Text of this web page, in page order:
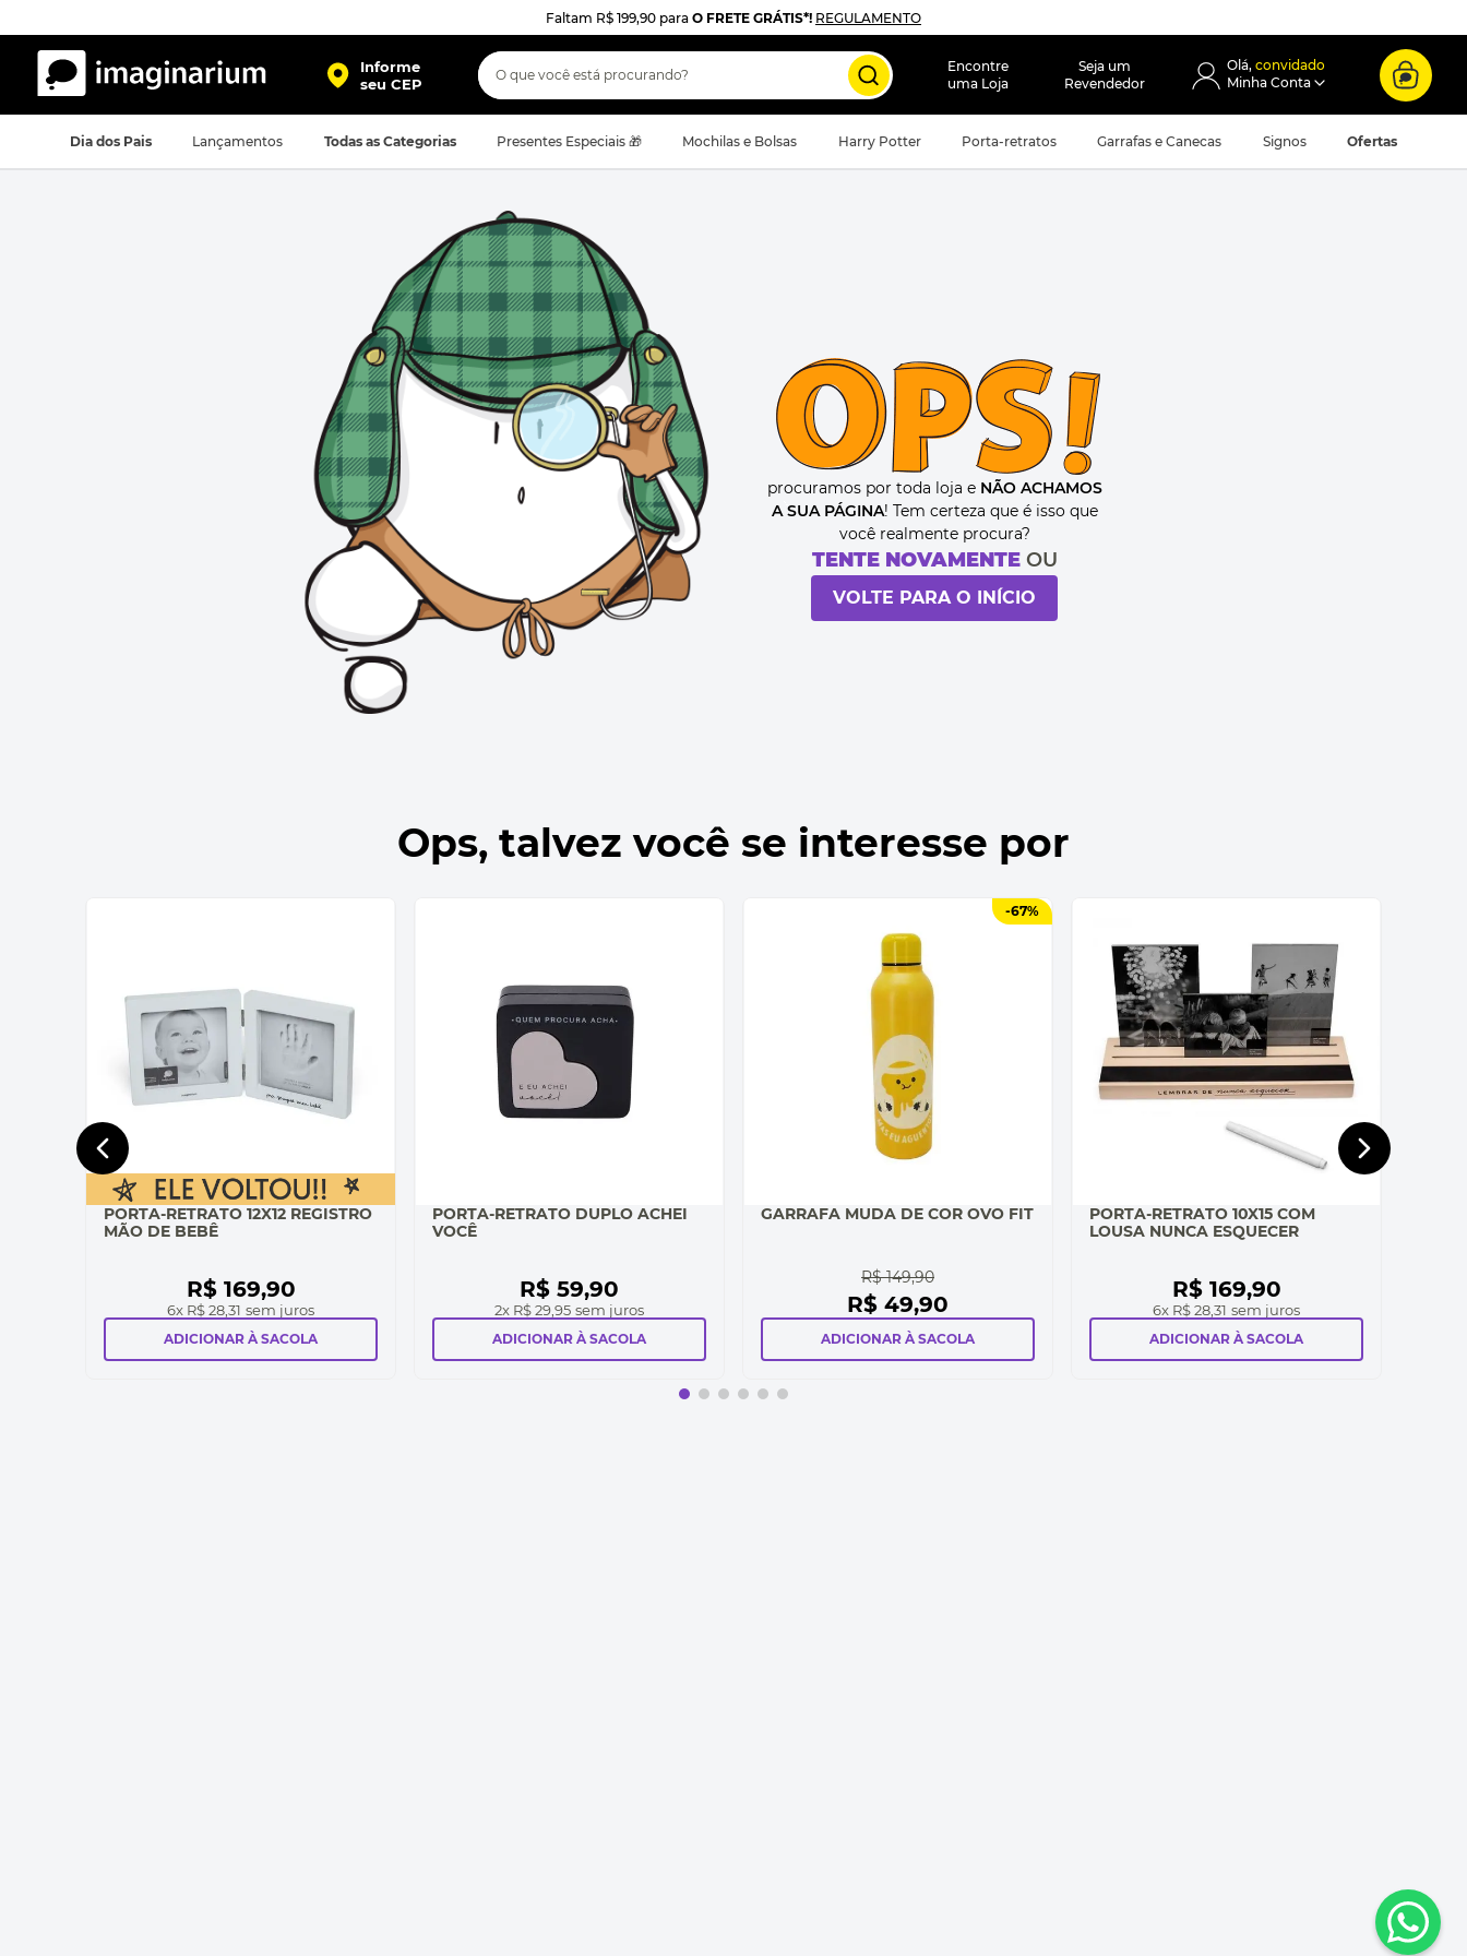
Faltam R$ 199,90 para O FRETE GRÁTIS*! REGULAMENTO
Informe
seu CEP
O que você está procurando?
Encontre
uma Loja
Seja um
Revendedor
convidado
Dia dos Pais Lançamentos Todas as Categorias Presentes Especiais 🎁 Mochilas e Bolsas Harry Potter Porta-retratos Garrafas e Canecas Signos Ofertas
procuramos por toda loja e NÃO ACHAMOS
A SUA PÁGINA! Tem certeza que é isso que
você realmente procura?
TENTE NOVAMENTEOU
VOLTE PARA O INÍCIO
Ops, talvez você se interesse por
PORTA-RETRATO 12X12 REGISTRO
MÃO DE BEBÊ
R$ 169,90
6x R$ 28,31 sem juros
ADICIONAR À SACOLA
PORTA-RETRATO DUPLO ACHEI
VOCÊ
R$ 59,90
2x R$ 29,95 sem juros
ADICIONAR À SACOLA
-67%
GARRAFA MUDA DE COR OVO FIT
R$ 149,90
R$ 49,90
ADICIONAR À SACOLA
PORTA-RETRATO 10X15 COM
LOUSA NUNCA ESQUECER
R$ 169,90
6x R$ 28,31 sem juros
ADICIONAR À SACOLA
TERMOS MAIS BUSCADOS
harry potter